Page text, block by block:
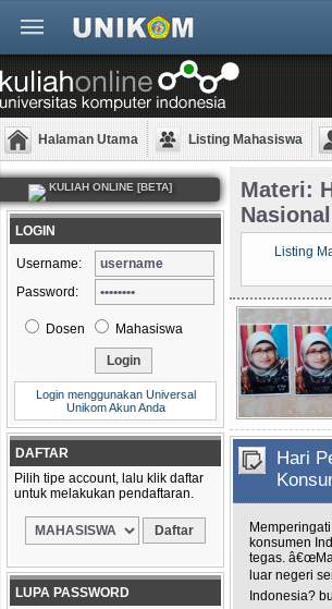
Halaman Utama Listing Mahasiswa
KULIAH ONLINE [BETA]
LOGIN
Username:
Password:
Dosen Mahasiswa
Login menggunakan Universal
Unikom Akun Anda
DAFTAR
Pilih tipe account, lalu klik daftar
untuk melakukan pendaftaran.
LUPA PASSWORD
Materi:
Listing
Hari
konsumen
tegas.
luar negeri
Indonesia?